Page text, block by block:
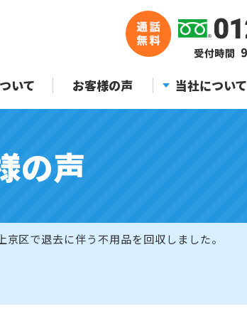
いて お客様の声 当社について
の声
京区で退去に伴う不用品を回収しました。